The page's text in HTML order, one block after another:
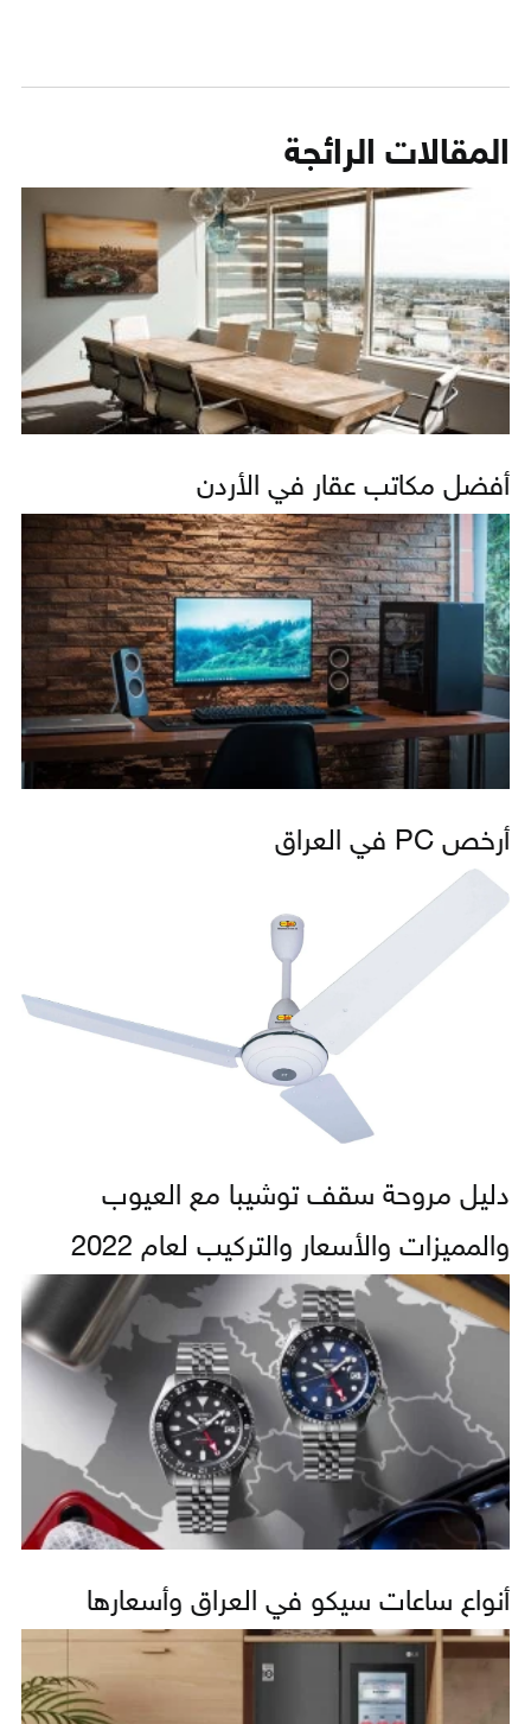
المقالات الرائجة
أفضل مكاتب عقار في الأردن
أرخص PC في العراق
دليل مروحة سقف توشيبا مع العيوب
والمميزات والأسعار والتركيب لعام 2022
أنواع ساعات سيكو في العراق وأسعارها